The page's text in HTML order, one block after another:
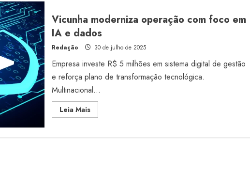
Vicunha moderniza operação com foco em
IA e dados
Redação 30 de julho de 2025
Empresa investe R$ 5 milhões em sistema digital de gestão
e reforça plano de transformação tecnológica.
Multinacional...
Leia MaisRead
more